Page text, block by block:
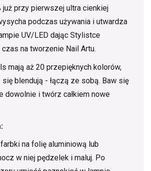
już przy pierwszej ultra cienkiej
podczas używania i utwardza
UV/LED dając Stylistce
na tworzenie Nail Artu.
mają aż 20 przepięknych kolorów,
blendują - łączą ze sobą. Baw się
dowolnie i twórz całkiem nowe
na folię aluminiową lub
w niej pędzelek i maluj. Po